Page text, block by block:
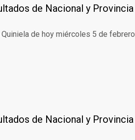
de Nacional y Provincia
de hoy miércoles 5 de febrero
de Nacional y Provincia